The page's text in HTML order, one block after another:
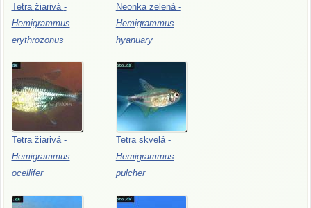
Tetra žiarivá -
Hemigrammus
erythrozonus
Neonka zelená -
Hemigrammus
hyanuary
Tetra žiarivá -
Hemigrammus
ocellifer
Tetra skvelá -
Hemigrammus
pulcher